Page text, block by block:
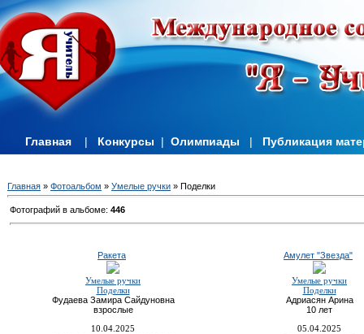
Главная | Конкурсы | Олимпиады | Публикация
Главная » Фотоальбом » Умелые ручки » Поделки
Фотографий в альбоме: 446
Ракета
Умелые ручки
Поделки
Фудаева Замира Сайдуновна
взрослые
10.04.2025
Амулет "Звезда"
Умелые ручки
Поделки
Адриасян Арина
10 лет
05.04.2025